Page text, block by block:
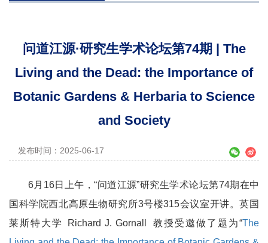
问道江源·研究生学术论坛第74期 | The
Living and the Dead: the Importance of
Botanic Gardens & Herbaria to Science
and Society
发布时间：2025-06-17
6月16日上午，“问道江源”研究生学术论坛第74期在中
国科学院西北高原生物研究所3号楼315会议室开讲。英国
莱斯特大学 Richard J. Gornall 教授受邀做了题为“The